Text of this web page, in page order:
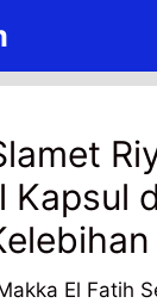
Kapsul
El Fatih